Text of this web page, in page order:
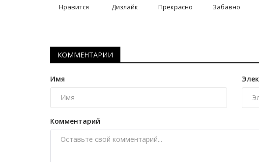
Нравится Дизлайк Прекрасно Забавно
КОММЕНТАРИИ
Имя
Комментарий
Национальный спорт